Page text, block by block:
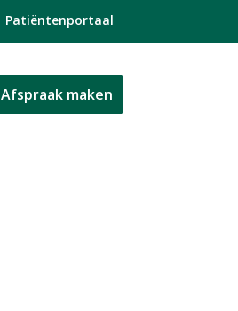
Patiëntenportaal
Afspraak maken